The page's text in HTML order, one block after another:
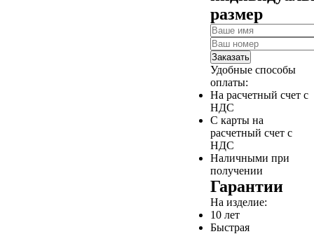
размер
Заказать
Удобные способы
оплаты:
На расчетный счет с
НДС
С карты на
расчетный счет с
НДС
Наличными при
получении
Гарантии
На изделие:
10 лет
Быстрая